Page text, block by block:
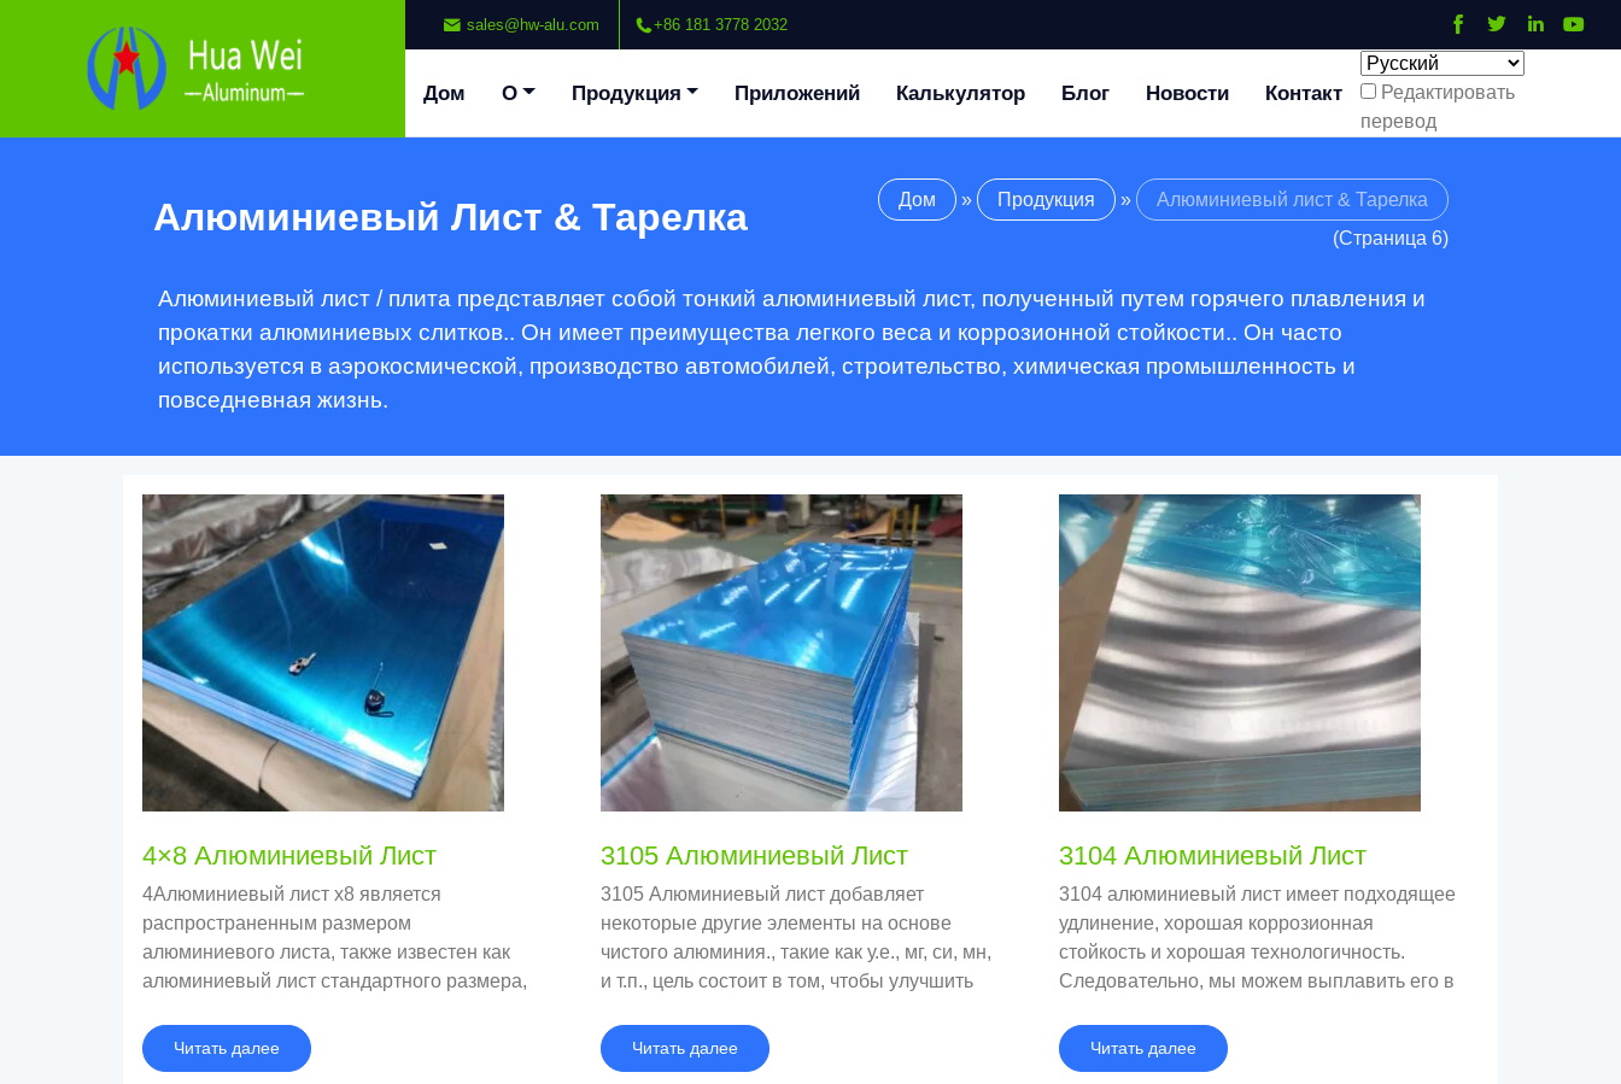
sales@hw-alu.com +86 181 3778 2032
Дом О Продукция Приложений Калькулятор Блог Новости Контакт
Редактировать
перевод
Алюминиевый Лист & Тарелка Дом » Продукция »
Алюминиевый лист & Тарелка
(Страница 6)
Алюминиевый лист / плита представляет собой тонкий алюминиевый лист, полученный путем горячего плавления и
прокатки алюминиевых слитков.. Он имеет преимущества легкого веса и коррозионной стойкости.. Он часто
используется в аэрокосмической, производство автомобилей, строительство, химическая промышленность и
повседневная жизнь.
4×8 Алюминиевый Лист
4Алюминиевый лист x8 является
распространенным размером
алюминиевого листа, также известен как
алюминиевый лист стандартного размера,
Читать далее
3105 Алюминиевый Лист
3105 Алюминиевый лист добавляет
некоторые другие элементы на основе
чистого алюминия., такие как у.е., мг, си, мн,
и т.п., цель состоит в том, чтобы улучшить
Читать далее
3104 Алюминиевый Лист
3104 алюминиевый лист имеет подходящее
удлинение, хорошая коррозионная
стойкость и хорошая технологичность.
Следовательно, мы можем выплавить его в
соответствии с различными требованиями
применения.
Читать далее